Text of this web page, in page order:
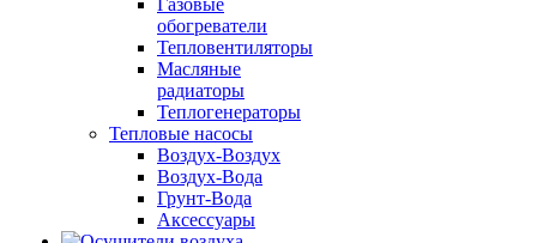
Газовые
обогреватели
Тепловентиляторы
Масляные
радиаторы
Теплогенераторы
Тепловые насосы
Воздух-Воздух
Воздух-Вода
Грунт-Вода
Аксессуары